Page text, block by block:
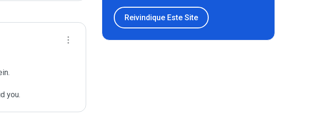
you.
Reivindique Este Site